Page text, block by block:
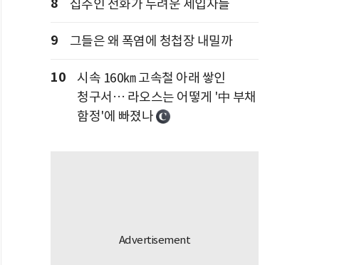
집주인 전화가 두려운 세입자들
9 그들은 왜 폭염에 청첩장 내밀까
10
시속 160㎞ 고속철 아래 쌓인
청구서… 라오스는 어떻게 '中 부채
함정'에 빠졌나